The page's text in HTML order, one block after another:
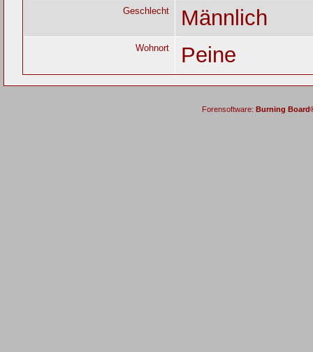
Geschlecht Männlich
Wohnort Peine
Forensoftware: Burning